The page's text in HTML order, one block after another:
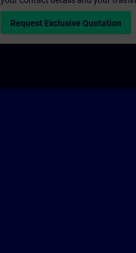
Request Exclusive Quotation